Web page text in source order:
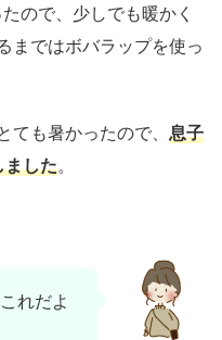
ので、少しでも暖かく
まではボバラップを使っ
も暑かったので、 息子
ました。
れだよ